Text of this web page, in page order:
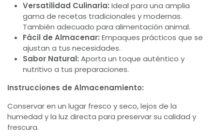
Versatilidad Culinaria: Ideal para una amplia
gama de recetas tradicionales y modernas.
También adecuado para alimentación animal.
Fácil de Almacenar: Empaques prácticos que se
ajustan a tus necesidades.
Sabor Natural: Aporta un toque auténtico y
nutritivo a tus preparaciones.
Instrucciones de Almacenamiento:
Conservar en un lugar fresco y seco, lejos de la
humedad y la luz directa para preservar su calidad y
frescura.